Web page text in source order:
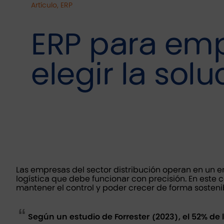
Artículo, ERP
ERP para
elegir la
Las empresas del sector distribución operan en un
logística que debe funcionar con precisión. En este
mantener el control y poder crecer de forma
Según un estudio de Forrester (2023), el 52%